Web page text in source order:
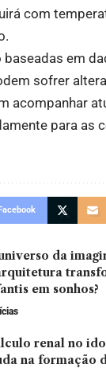
com
em
sofrer
acompanhar
para as
da
em sonhos?
renal no
na formação